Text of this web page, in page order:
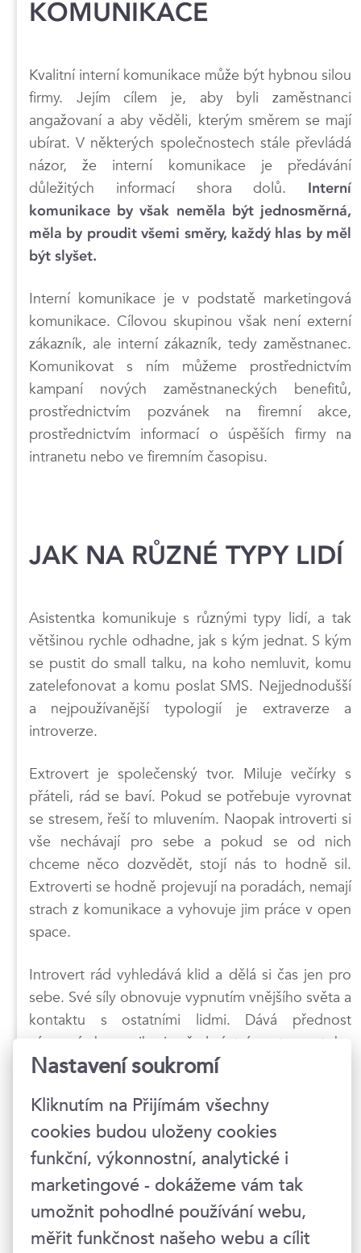
KOMUNIKACE
Kvalitní interní komunikace může být hybnou silou
firmy. Jejím cílem je, aby byli zaměstnanci
angažovaní a aby věděli, kterým směrem se mají
ubírat. V některých společnostech stále převládá
názor, že interní komunikace je předávání
důležitých informací shora dolů. Interní
komunikace by však neměla být jednosměrná,
měla by proudit všemi směry, každý hlas by měl
být slyšet.
Interní komunikace je v podstatě marketingová
komunikace. Cílovou skupinou však není externí
zákazník, ale interní zákazník, tedy zaměstnanec.
Komunikovat s ním můžeme prostřednictvím
kampaní nových zaměstnaneckých benefitů,
prostřednictvím pozvánek na firemní akce,
prostřednictvím informací o úspěších firmy na
intranetu nebo ve firemním časopisu.
JAK NA RŮZNÉ TYPY LIDÍ
Asistentka komunikuje s různými typy lidí, a tak
většinou rychle odhadne, jak s kým jednat. S kým
se pustit do small talku, na koho nemluvit, komu
zatelefonovat a komu poslat SMS. Nejjednodušší
a nejpoužívanější typologií je extraverze a
introverze.
Extrovert je společenský tvor. Miluje večírky s
přáteli, rád se baví. Pokud se potřebuje vyrovnat
se stresem, řeší to mluvením. Naopak introverti si
vše nechávají pro sebe a pokud se od nich
chceme něco dozvědět, stojí nás to hodně sil.
Extroverti se hodně projevují na poradách, nemají
strach z komunikace a vyhovuje jim práce v open
space.
Introvert rád vyhledává klid a dělá si čas jen pro
sebe. Své síly obnovuje vypnutím vnějšího světa a
kontaktu s ostatními lidmi. Dává přednost
písemné komunikaci před ústní a to z toho
důvodu, že může déle přemýšlet nad svou
preferuje posílání SMS.
Chcete se stát specialistkou na firemní
komunikaci? Přijměte pozvání do kurzu
Profesionální asistentka manažera s certifikátem
Držíme vám místo.
Nastavení soukromí
Kliknutím na Přijímám všechny
cookies budou uloženy cookies
funkční, výkonnostní, analytické i
marketingové - dokážeme vám tak
umožnit pohodlné používání webu,
měřit funkčnost našeho webu a cílit